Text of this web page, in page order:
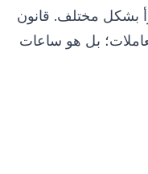
بشكل مختلف. قانون
بل هو ساعات